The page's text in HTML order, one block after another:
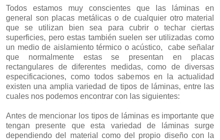
Todos estamos muy conscientes que las láminas en
general son placas metálicas o de cualquier otro material
que se utilizan bien sea para cubrir o techar ciertas
superficies, pero estas también suelen ser utilizadas como
un medio de aislamiento térmico o acústico, cabe señalar
que normalmente estas se presentan en placas
rectangulares de diferentes medidas, como de diversas
especificaciones, como todos sabemos en la actualidad
existen una amplia variedad de tipos de láminas, entre las
cuales nos podemos encontrar con las siguientes:
Antes de mencionar los tipos de láminas es importante que
tengan presente que esta variedad de láminas surge
dependiendo del material como del propio diseño con la